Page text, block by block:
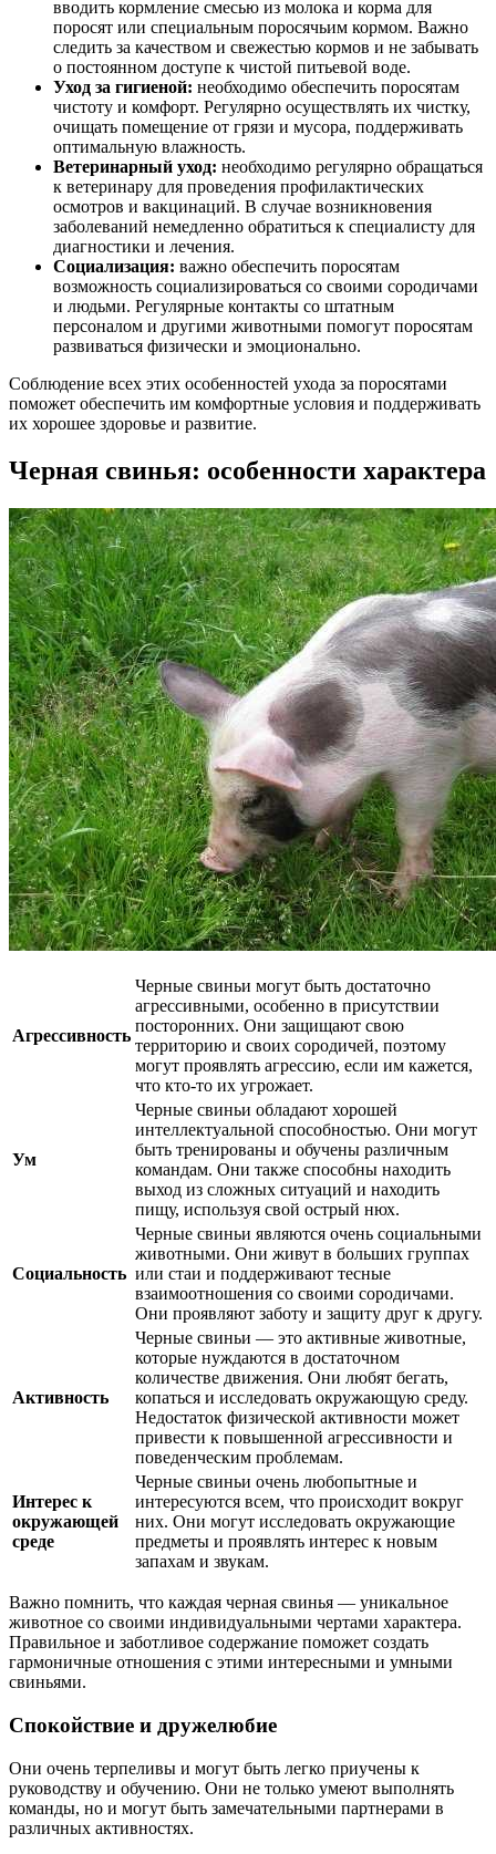
вводить кормление смесью из молока и корма для
поросят или специальным поросячьим кормом. Важно
следить за качеством и свежестью кормов и не забывать
о постоянном доступе к чистой питьевой воде.
Уход за гигиеной: необходимо обеспечить поросятам
чистоту и комфорт. Регулярно осуществлять их чистку,
очищать помещение от грязи и мусора, поддерживать
оптимальную влажность.
Ветеринарный уход: необходимо регулярно обращаться
к ветеринару для проведения профилактических
осмотров и вакцинаций. В случае возникновения
заболеваний немедленно обратиться к специалисту для
диагностики и лечения.
Социализация: важно обеспечить поросятам
возможность социализироваться со своими сородичами
и людьми. Регулярные контакты со штатным
персоналом и другими животными помогут поросятам
развиваться физически и эмоционально.
Соблюдение всех этих особенностей ухода за поросятами
поможет обеспечить им комфортные условия и поддерживать
их хорошее здоровье и развитие.
Черная свинья: особенности характера
Агрессивность
Черные свиньи могут быть достаточно
агрессивными, особенно в присутствии
посторонних. Они защищают свою
территорию и своих сородичей, поэтому
могут проявлять агрессию, если им кажется,
что кто-то их угрожает.
Ум
Черные свиньи обладают хорошей
интеллектуальной способностью. Они могут
быть тренированы и обучены различным
командам. Они также способны находить
выход из сложных ситуаций и находить
пищу, используя свой острый нюх.
Социальность
Черные свиньи являются очень социальными
животными. Они живут в больших группах
или стаи и поддерживают тесные
взаимоотношения со своими сородичами.
Они проявляют заботу и защиту друг к другу.
Активность
Черные свиньи — это активные животные,
которые нуждаются в достаточном
количестве движения. Они любят бегать,
копаться и исследовать окружающую среду.
Недостаток физической активности может
привести к повышенной агрессивности и
поведенческим проблемам.
Интерес к
окружающей
среде
Черные свиньи очень любопытные и
интересуются всем, что происходит вокруг
них. Они могут исследовать окружающие
предметы и проявлять интерес к новым
запахам и звукам.
Важно помнить, что каждая черная свинья — уникальное
животное со своими индивидуальными чертами характера.
Правильное и заботливое содержание поможет создать
гармоничные отношения с этими интересными и умными
свиньями.
Спокойствие и дружелюбие
Они очень терпеливы и могут быть легко приучены к
руководству и обучению. Они не только умеют выполнять
команды, но и могут быть замечательными партнерами в
различных активностях.